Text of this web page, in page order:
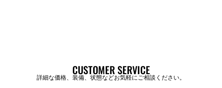
CUSTOMER SERVICE
詳細な価格、装備、状態などお気軽にご相談ください。